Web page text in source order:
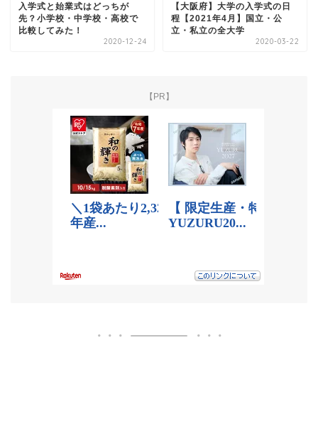
入学式と始業式はどっちが
先？小学校・中学校・高校で
比較してみた！
2020-12-24
【大阪府】大学の入学式の日
程【2021年4月】国立・公
立・私立の全大学
2020-03-22
【PR】